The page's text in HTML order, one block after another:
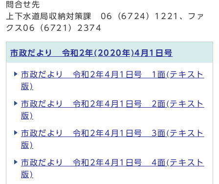
問合せ先
上下水道局収納対策課 06（6724）1221、ファ
クス06（6721）2374
市政だより 令和2年(2020年)4月1日号
市政だより 令和2年4月1日号 1面(テキスト
版)
市政だより 令和2年4月1日号 2面(テキスト
版)
市政だより 令和2年4月1日号 3面(テキスト
版)
市政だより 令和2年4月1日号 4面(テキスト
版)